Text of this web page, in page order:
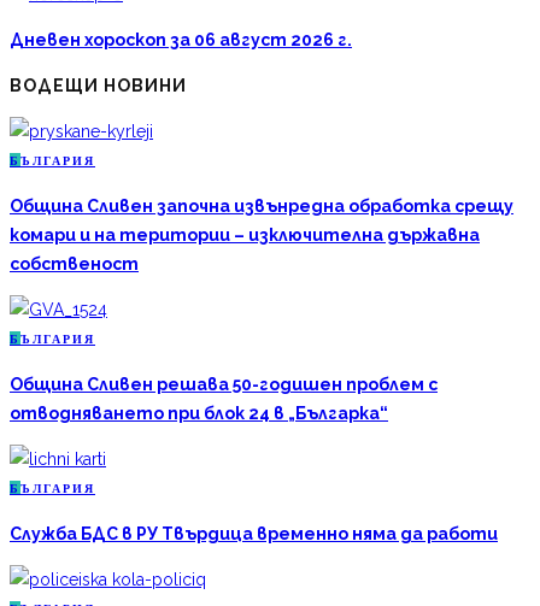
Дневен хороскоп за 06 август 2026 г.
ВОДЕЩИ НОВИНИ
Б ЪЛГАРИЯ
Община Сливен започна извънредна обработка срещу
комари и на територии – изключителна държавна
собственост
Б ЪЛГАРИЯ
Община Сливен решава 50-годишен проблем с
отводняването при блок 24 в „Българка“
Б ЪЛГАРИЯ
Служба БДС в РУ Твърдица временно няма да работи